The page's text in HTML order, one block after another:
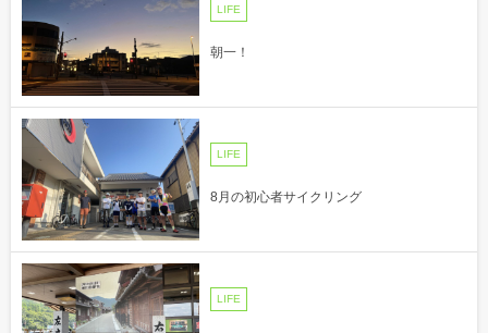
LIFE
朝一！
LIFE
8月の初心者サイクリング
LIFE